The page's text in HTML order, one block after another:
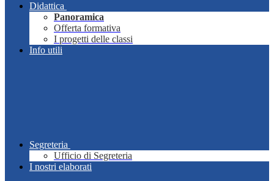
Didattica
Panoramica
Offerta formativa
I progetti delle classi
Info utili
Segreteria
Ufficio di Segreteria
I nostri elaborati